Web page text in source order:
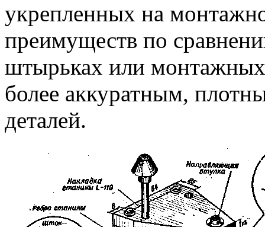
укрепленных на
преимуществ по
штырьках или монтажных
более аккуратным,
деталей.